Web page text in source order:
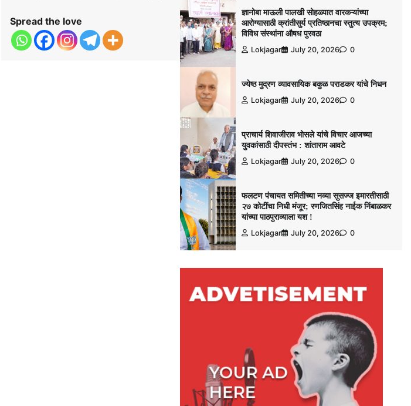
Spread the love
ज्ञानोबा माऊली पालखी सोहळ्यात वारकऱ्यांच्या
आरोग्यासाठी क्रांतीसुर्य प्रतिष्ठानचा स्तुत्य उपक्रम;
विविध संस्थांना औषध पुरवठा
Lokjagar July 20, 2026 0
ज्येष्ठ मुद्रण व्यावसायिक बकुळ पराडकर यांचे निधन
Lokjagar July 20, 2026 0
प्राचार्य शिवाजीराव भोसले यांचे विचार आजच्या
युवकांसाठी दीपस्तंभ : शांताराम आवटे
Lokjagar July 20, 2026 0
फलटण पंचायत समितीच्या नव्या सुसज्ज इमारतीसाठी
२७ कोटींचा निधी मंजूर; रणजितसिंह नाईक निंबाळकर
यांच्या पाठपुराव्याला यश !
Lokjagar July 20, 2026 0